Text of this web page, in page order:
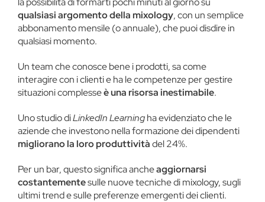
qualsiasi argomento della mixology, con un semplice
abbonamento mensile (o annuale), che puoi disdire in
qualsiasi momento.
Un team che conosce bene i prodotti, sa come
interagire con i clienti e ha le competenze per gestire
situazioni complesseè una risorsa inestimabile.
Uno studio diLinkedIn Learningha evidenziato che le
aziende che investono nella formazione dei dipendenti
migliorano la loro produttivitàdel 24%​.
Per un bar, questo significa ancheaggiornarsi
costantementesulle nuove tecniche di mixology, sugli
ultimi trend e sulle preferenze emergenti dei clienti.